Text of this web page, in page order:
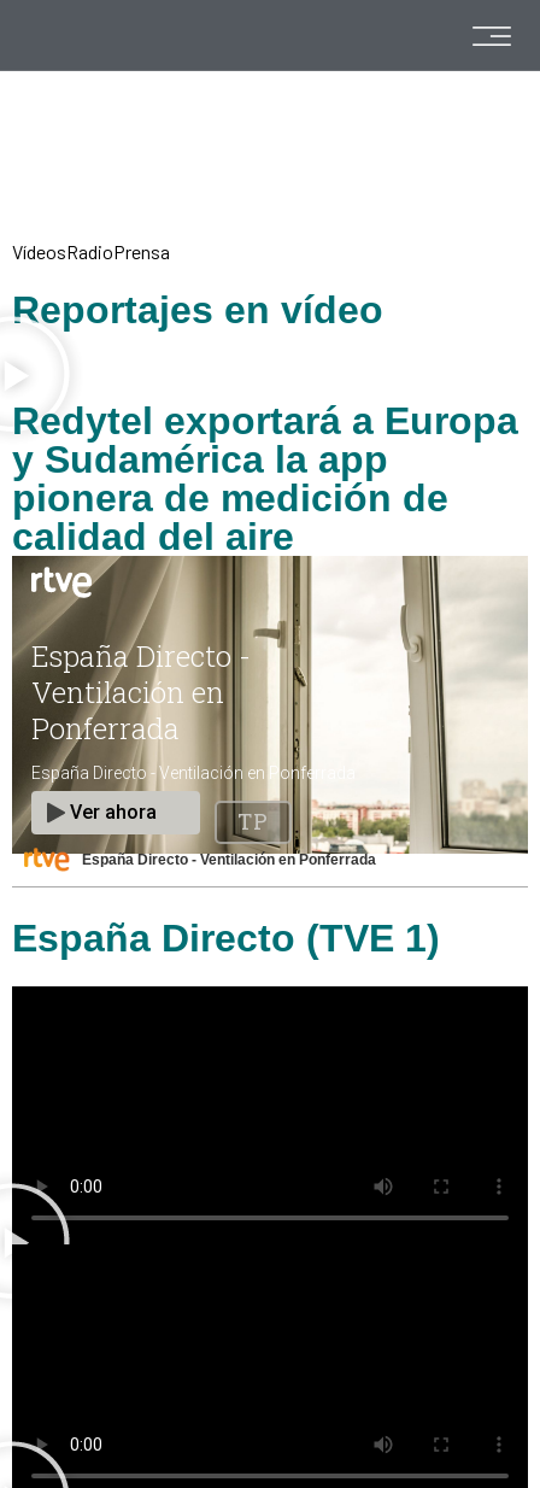
VídeosRadioPrensa
Reportajes en vídeo
Redytel exportará a Europa
y Sudamérica la app
pionera de medición de
calidad del aire
España Directo - Ventilación en Ponferrada
España Directo (TVE 1)